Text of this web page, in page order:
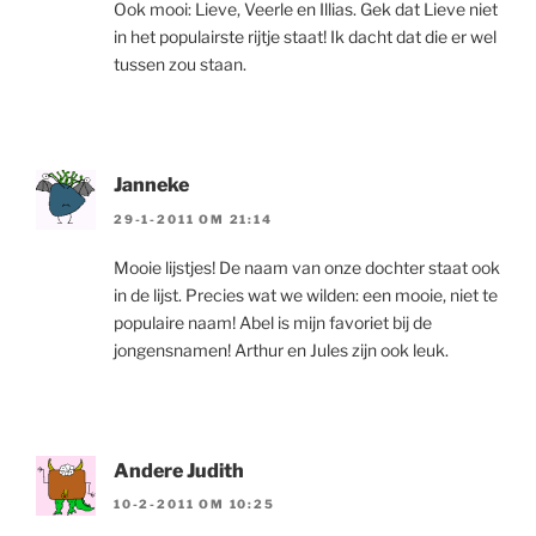
Ook mooi: Lieve, Veerle en Illias. Gek dat Lieve niet
in het populairste rijtje staat! Ik dacht dat die er wel
tussen zou staan.
Janneke
29-1-2011 OM 21:14
Mooie lijstjes! De naam van onze dochter staat ook
in de lijst. Precies wat we wilden: een mooie, niet te
populaire naam! Abel is mijn favoriet bij de
jongensnamen! Arthur en Jules zijn ook leuk.
Andere Judith
10-2-2011 OM 10:25